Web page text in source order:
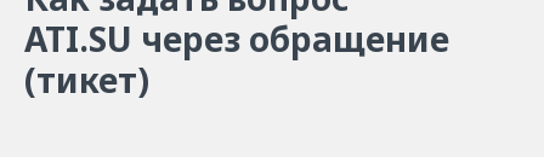
ATI.SU через обращение
(тикет)